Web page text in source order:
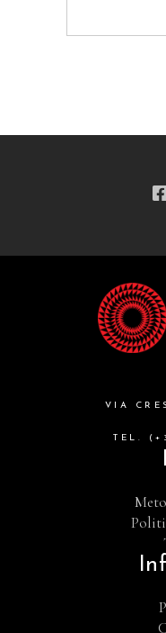
VIA
TEL.